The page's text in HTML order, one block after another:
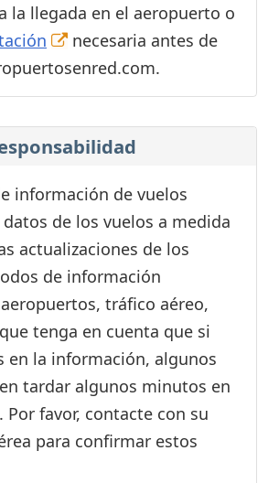
a la llegada en el aeropuerto o
necesaria antes de
información de vuelos
de los vuelos a medida
actualizaciones de los
de información
tráfico aéreo,
tenga en cuenta que si
en la información, algunos
tardar algunos minutos en
Por favor, contacte con su
para confirmar estos